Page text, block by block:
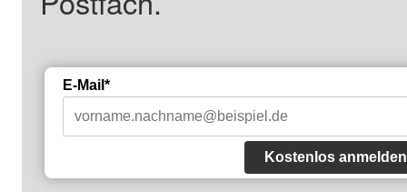
E-Mail*
Kostenlos anmelden